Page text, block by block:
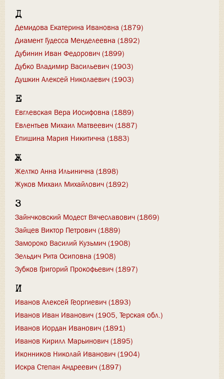
Д
Демидова Екатерина Ивановна (1879)
Диамент Гудесса Менделеевна (1892)
Дубинин Иван Федорович (1899)
Дубко Владимир Васильевич (1903)
Душкин Алексей Николаевич (1903)
Е
Евглевская Вера Иосифовна (1889)
Евлентьев Михаил Матвеевич (1887)
Епишина Мария Никитична (1883)
Ж
Желтко Анна Ильинична (1898)
Жуков Михаил Михайлович (1892)
З
Зайнчковский Модест Вячеславович (1869)
Зайцев Виктор Петрович (1889)
Замороко Василий Кузьмич (1908)
Зельдич Рита Осиповна (1908)
Зубков Григорий Прокофьевич (1897)
И
Иванов Алексей Георгиевич (1893)
Иванов Иван Иванович (1905, Терская обл.)
Иванов Иордан Иванович (1891)
Иванов Кирилл Марьинович (1895)
Иконников Николай Иванович (1904)
Искра Степан Андреевич (1897)